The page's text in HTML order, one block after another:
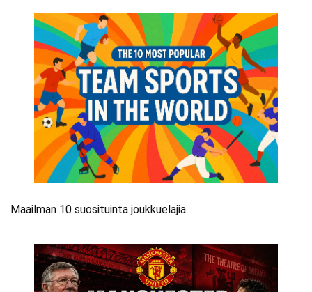
Maailman 10 suosituinta joukkuelajia